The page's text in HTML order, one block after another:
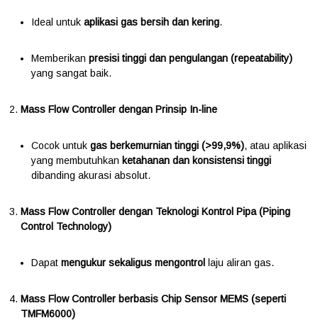
Ideal untuk aplikasi gas bersih dan kering.
Memberikan presisi tinggi dan pengulangan (repeatability)
yang sangat baik.
Mass Flow Controller dengan Prinsip In-line
Cocok untuk gas berkemurnian tinggi (>99,9%), atau aplikasi
yang membutuhkan ketahanan dan konsistensi tinggi
dibanding akurasi absolut.
Mass Flow Controller dengan Teknologi Kontrol Pipa (Piping
Control Technology)
Dapat mengukur sekaligus mengontrol laju aliran gas.
Mass Flow Controller berbasis Chip Sensor MEMS (seperti
TMFM6000)